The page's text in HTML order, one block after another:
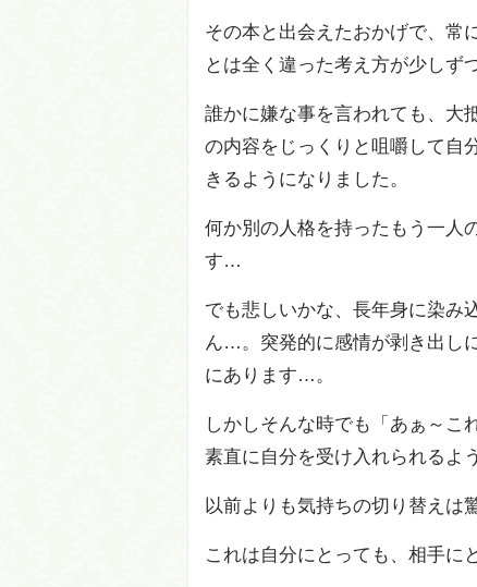
その本と出会えたおかげで、常
とは全く違った考え方が少し
誰かに嫌な事を言われても、大
の内容をじっくりと咀嚼して自
きるようになりました。
何か別の人格を持ったもう一人
す…
でも悲しいかな、長年身に染み
ん…。突発的に感情が剥き出し
にあります…。
しかしそんな時でも「あぁ～こ
素直に自分を受け入れられるよ
以前よりも気持ちの切り替えは
これは自分にとっても、相手に